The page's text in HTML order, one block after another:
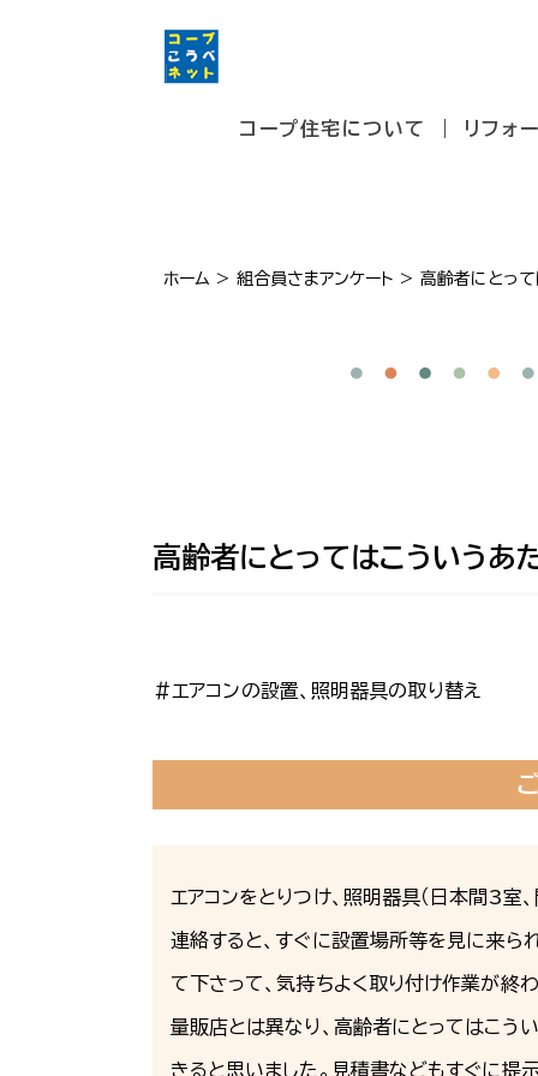
コープ住宅について リフォ
ホーム > 組合員さまアンケート > 高齢者にとって
高齢者にとってはこういうあ
＃エアコンの設置、照明器具の取り替え
エアコンをとりつけ、照明器具（日本間3室
連絡すると、すぐに設置場所等を見に来ら
て下さって、気持ちよく取り付け作業が終わ
量販店とは異なり、高齢者にとってはこう
きると思いました。見積書などもすぐに提